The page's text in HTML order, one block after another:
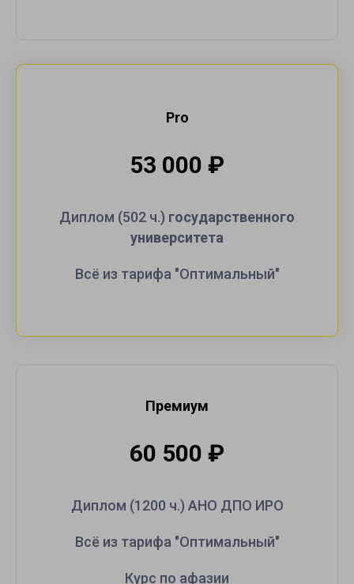
Pro
53 000 ₽
Диплом (502 ч.) государственного
университета
Всё из тарифа "Оптимальный"
Премиум
60 500 ₽
Диплом (1200 ч.) АНО ДПО ИРО
Всё из тарифа "Оптимальный"
Курс по афазии